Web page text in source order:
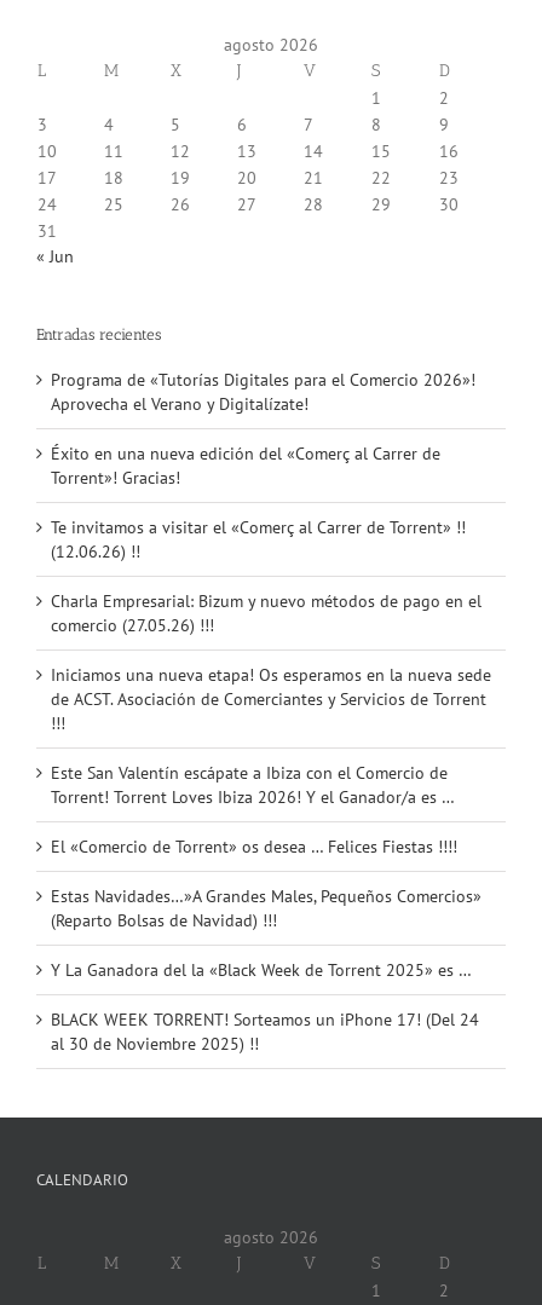
agosto 2026
L M X J V S D
1
2
3
4 5 6 7 8
9
10
11 12 13 14 15
16
17
18 19 20 21 22
23
24
25 26 27 28 29
30
31
« Jun
Entradas recientes
Programa de «Tutorías Digitales para el Comercio 2026»!
Aprovecha el Verano y Digitalízate!
Éxito en una nueva edición del «Comerç al Carrer de
Torrent»! Gracias!
Te invitamos a visitar el «Comerç al Carrer de Torrent» !!
(12.06.26) !!
Charla Empresarial: Bizum y nuevo métodos de pago en el
comercio (27.05.26) !!!
Iniciamos una nueva etapa! Os esperamos en la nueva sede
de ACST. Asociación de Comerciantes y Servicios de Torrent
!!!
Este San Valentín escápate a Ibiza con el Comercio de
Torrent! Torrent Loves Ibiza 2026! Y el Ganador/a es …
El «Comercio de Torrent» os desea … Felices Fiestas !!!!
Estas Navidades…»A Grandes Males, Pequeños Comercios»
(Reparto Bolsas de Navidad) !!!
Y La Ganadora del la «Black Week de Torrent 2025» es …
BLACK WEEK TORRENT! Sorteamos un iPhone 17! (Del 24
al 30 de Noviembre 2025) !!
CALENDARIO
agosto 2026
L M X J V S D
1
2